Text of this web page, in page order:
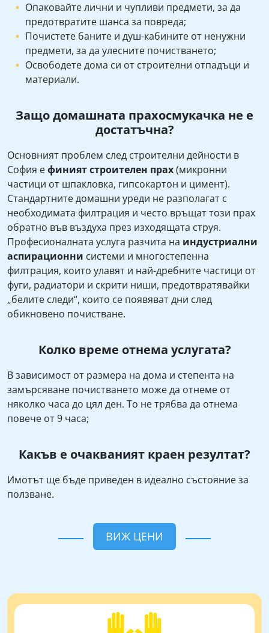
Опаковайте лични и чупливи предмети, за да
предотвратите шанса за повреда;
Почистете баните и душ-кабините от ненужни
предмети, за да улесните почистването;
Освободете дома си от строителни отпадъци и
материали.
Защо домашната прахосмукачка не е
достатъчна?
Основният проблем след строителни дейности в
София ефиният строителен прах(микронни
частици от шпакловка, гипсокартон и цимент).
Стандартните домашни уреди не разполагат с
необходимата филтрация и често връщат този прах
обратно във въздуха през изходящата струя.
Професионалната услуга разчита на индустриални
аспирационни системи и многостепенна
филтрация, които улавят и най-дребните частици от
фуги, радиатори и скрити ниши, предотвратявайки
„белите следи“, които се появяват дни след
обикновено почистване.
Колко време отнема услугата?
В зависимост от размера на дома и степента на
замърсяване почистването може да отнеме от
няколко часа до цял ден. То не трябва да отнема
повече от 9 часа;
Какъв е очакваният краен резултат?
Имотът ще бъде приведен в идеално състояние за
ползване.
ВИЖ ЦЕНИ